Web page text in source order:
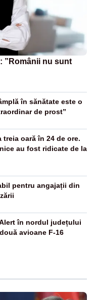
”Românii nu sunt
în sănătate este o
de prost”
oară în 24 de ore.
au fost ridicate de la
pentru angajații din
în nordul județului
avioane F-16